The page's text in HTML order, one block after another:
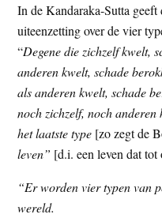
i
t
e
z
e
i
t
e
In de Kandaraka-Sutta
uiteenzetting over de vier
“Degene die zichzelf kwelt,
anderen kwelt, schade
als anderen kwelt, schade
noch zichzelf, noch
het laatste type [zo zegt de
leven” [d.i. een leven dat
“Er worden vier typen van
wereld.